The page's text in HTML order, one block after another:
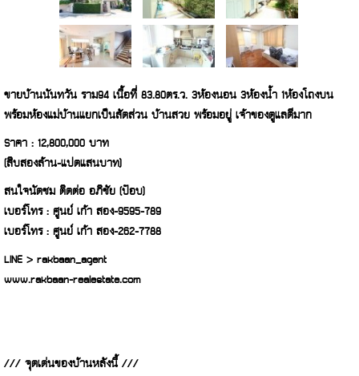
ขายบ้านนันทวัน ราม94 เนื้อที่ 83.80ตร.ว. 3ห้องนอน 3ห้องน้ำ 1ห้องโถงบน
พร้อมห้องแม่บ้านแยกเป็นสัดส่วน บ้านสวย พร้อมอยู่ เจ้าของดูแลดีมาก
Sาคา : 12,800,000 บาท
(สิบสองล้าน-แปดแสนบาท)
สนใจนัดชม ติดต่อ อภิชัย (ป๊อบ)
เบอร์โทร : ศูนย์ เก้า สอง-9595-789
เบอร์โทร : ศูนย์ เก้า สอง-262-7788
LINE > rakbaan_agent
www.rakbaan-realestate.com
/// จุดเด่นของบ้านหลังนี้ ///